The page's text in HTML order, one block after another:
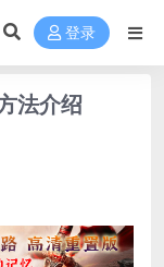
登录
法介绍